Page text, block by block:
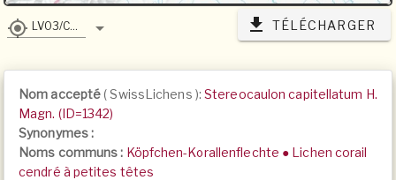
LV03/CH1903 TÉLÉCHARGER
Nom accepté(SwissLichens ):Stereocaulon capitellatum H.
Magn. (ID=1342)
Synonymes :
Noms communs : Köpfchen-Korallenflechte ● Lichen corail
cendré à petites têtes